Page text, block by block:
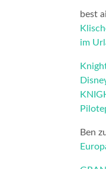
best
im
Ben